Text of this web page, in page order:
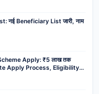
नई Beneficiary List जारी, नाम
Apply: ₹5 लाख तक
Apply Process, Eligibility,